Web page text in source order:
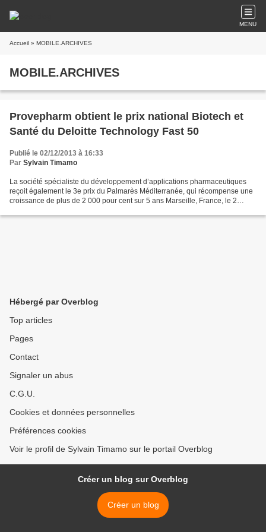
MENU
Accueil » MOBILE.ARCHIVES
MOBILE.ARCHIVES
Provepharm obtient le prix national Biotech et
Santé du Deloitte Technology Fast 50
Publié le 02/12/2013 à 16:33
Par Sylvain Timamo
La société spécialiste du développement d’applications pharmaceutiques
reçoit également le 3e prix du Palmarès Méditerranée, qui récompense une
croissance de plus de 2 000 pour cent sur 5 ans Marseille, France, le 2
Hébergé par Overblog
Top articles
Pages
Contact
Signaler un abus
C.G.U.
Cookies et données personnelles
Préférences cookies
Voir le profil de Sylvain Timamo sur le portail Overblog
Créer un blog sur Overblog
Créer un blog